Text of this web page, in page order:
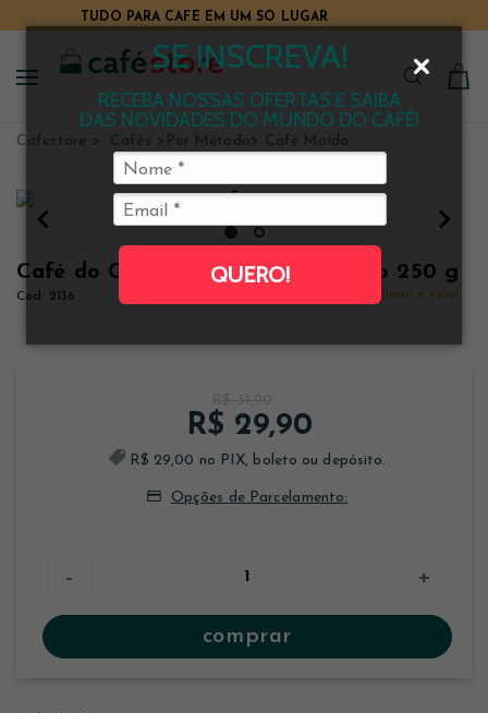
SE INSCREVA!
RECEBA NOSSAS OFERTAS E SAIBA
DAS NOVIDADES DO MUNDO DO CAFÉ!
QUERO!
TUDO PARA CAFÉ EM UM SÓ LUGAR
O E-COMMERCE DE CAFÉ MAIS COMPLETO DO BRASIL
Cafestore Cafés Por Método Café Moído
Café do Centro Sul de Minas moído 250 g
2136 Clique e veja!
R$ 29,90
R$ 29,00 no PIX, boleto ou depósito.
Opções de Parcelamento:
- +
comprar